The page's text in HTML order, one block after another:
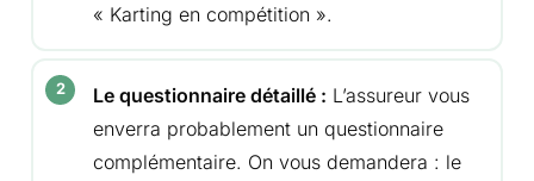
« Karting en compétition ».
Le questionnaire détaillé : L’assureur vous
enverra probablement un questionnaire
complémentaire. On vous demandera : le